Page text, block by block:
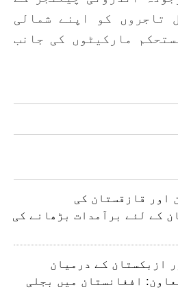
تاجروں کو اپنے شمالی
مارکیٹوں کی جانب
اور قازقستان کی
کے لئے برآمدات بڑھانے کی
ازبکستان کے درمیان
افغانستان میں بجلی